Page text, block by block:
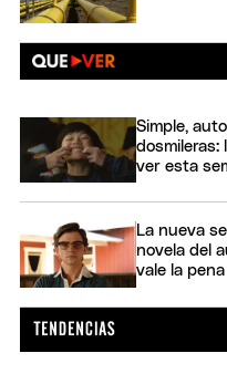
Simple,
dosmileras:
ver esta
La nueva
novela del
vale la